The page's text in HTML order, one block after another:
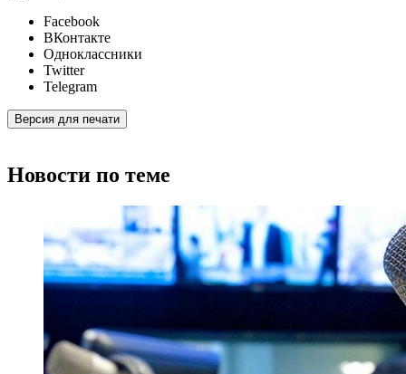
Facebook
ВКонтакте
Одноклассники
Twitter
Telegram
Версия для печати
Новости по теме